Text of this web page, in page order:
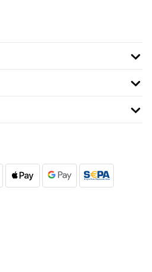
09/08/2026
und hoch sieht’s dan schon anders aus
für die Wand ist ok nur kommt die
wirklich passt farblich aber hey